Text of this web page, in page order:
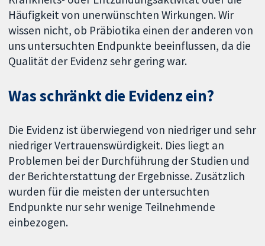
Häufigkeit von unerwünschten Wirkungen. Wir
wissen nicht, ob Präbiotika einen der anderen von
uns untersuchten Endpunkte beeinflussen, da die
Qualität der Evidenz sehr gering war.
Was schränkt die Evidenz ein?
Die Evidenz ist überwiegend von niedriger und sehr
niedriger Vertrauenswürdigkeit. Dies liegt an
Problemen bei der Durchführung der Studien und
der Berichterstattung der Ergebnisse. Zusätzlich
wurden für die meisten der untersuchten
Endpunkte nur sehr wenige Teilnehmende
einbezogen.